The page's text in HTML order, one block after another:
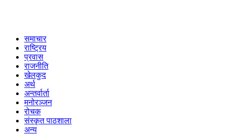
समाचार
राष्ट्रिय
प्रवास
राजनीति
खेलकुद
अर्थ
अन्तर्वार्ता
मनोरञ्जन
रोचक
संस्कृत पाठशाला
अन्य